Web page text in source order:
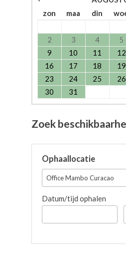
zon
maa din
2
3 4 5
9
10 11 12
16
17 18 19
23
24 25 26
30
31
Zoek
Ophaallocatie
Office Mambo Curacao
Datum/tijd ophalen